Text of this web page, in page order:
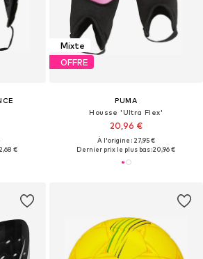
€
Mixte
OFFRE
PUMA
Housse 'Ultra Flex'
20,96 €
À l'origine : 27,95 €
Dernier prix le plus bas :20,96 €